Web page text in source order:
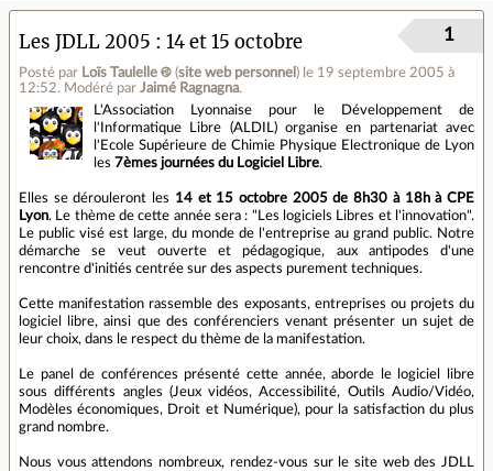
Les JDLL 2005 : 14 et 15 octobre
Posté par Loïs Taulelle ࿋ (site web personnel ) le 19 septembre 2005 à
12:52. Modéré par Jaimé Ragnagna.
1
L'Association Lyonnaise pour le Développement de
l'Informatique Libre (ALDIL) organise en partenariat avec
l'Ecole Supérieure de Chimie Physique Electronique de Lyon
les 7èmes journées du Logiciel Libre.
Elles se dérouleront les 14 et 15 octobre 2005 de 8h30 à 18h à CPE
Lyon. Le thème de cette année sera : "Les logiciels Libres et l'innovation".
Le public visé est large, du monde de l'entreprise au grand public. Notre
démarche se veut ouverte et pédagogique, aux antipodes d'une
rencontre d'initiés centrée sur des aspects purement techniques.
Cette manifestation rassemble des exposants, entreprises ou projets du
logiciel libre, ainsi que des conférenciers venant présenter un sujet de
leur choix, dans le respect du thème de la manifestation.
Le panel de conférences présenté cette année, aborde le logiciel libre
sous différents angles (Jeux vidéos, Accessibilité, Outils Audio/Vidéo,
Modèles économiques, Droit et Numérique), pour la satisfaction du plus
grand nombre.
Nous vous attendons nombreux, rendez-vous sur le site web des JDLL